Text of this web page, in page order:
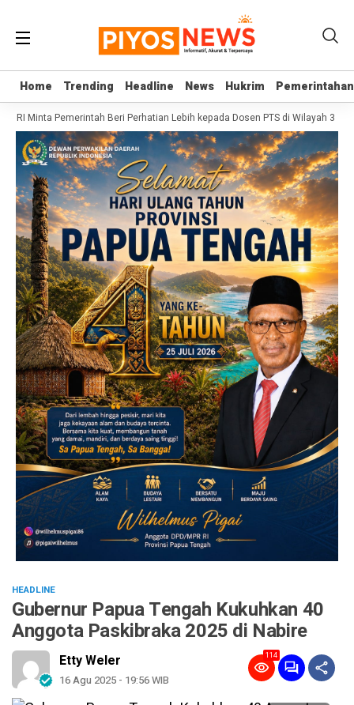
Home Trending Headline News Hukrim Pemerintahan
Home Trending Headline News Hukrim Pemerintahan
RI Minta Pemerintah Beri Perhatian Lebih kepada Dosen PTS di Wilayah 3T
HEADLINE
Gubernur Papua Tengah Kukuhkan 40
Anggota Paskibraka 2025 di Nabire
Etty Weler
16 Agu 2025 - 19:56 WIB
114